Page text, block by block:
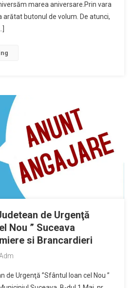
marea aniversare.Prin vara
arătat butonul de volum. De atunci,
de Urgenţă
Nou ” Suceava
si Brancardieri
de Urgenţă ”Sfântul Ioan cel Nou ”